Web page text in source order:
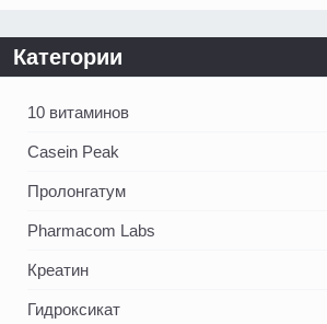
Категории
10 витаминов
Casein Peak
Пролонгатум
Pharmacom Labs
Креатин
Гидроксикат